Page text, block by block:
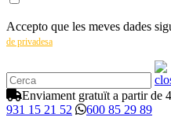
Accepto que les meves dades
de privadesa
Enviament gratuït a partir de
931 15 21 52
600 85 29 89